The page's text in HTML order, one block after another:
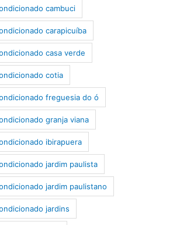
cambuci
carapicuíba
casa verde
cotia
freguesia do ó
granja viana
ibirapuera
jardim paulista
jardim paulistano
jardins